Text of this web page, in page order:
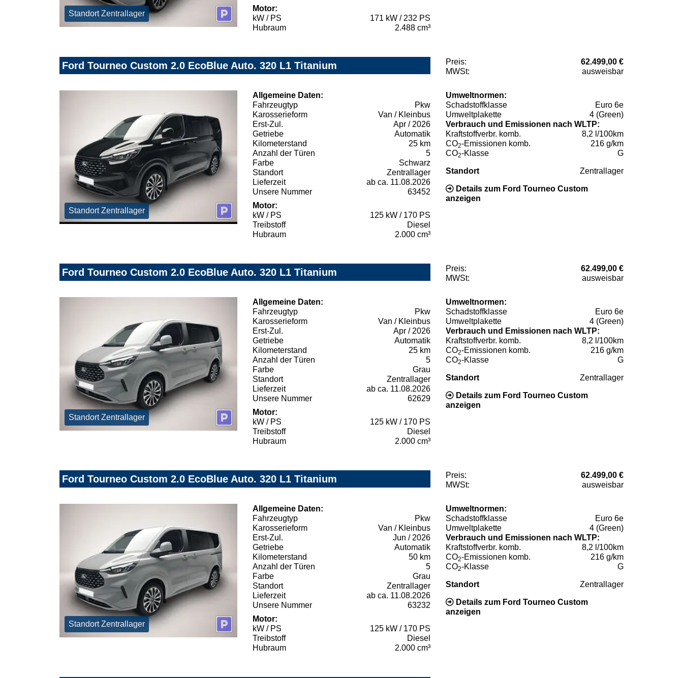
Standort Zentrallager
Motor:
kW / PS
171 kW / 232 PS
Hubraum
2.488 cm³
Ford Tourneo Custom 2.0 EcoBlue Auto. 320 L1 Titanium Preis:
62.499,00 €
MWSt:
ausweisbar
Standort Zentrallager
Allgemeine Daten:
Fahrzeugtyp
Pkw
Karosserieform
Van / Kleinbus
Erst-Zul.
Apr / 2026
Getriebe
Automatik
Kilometerstand
25 km
Anzahl der Türen
5
Farbe
Schwarz
Standort
Zentrallager
Lieferzeit
ab ca. 11.08.2026
Unsere Nummer
63452
Motor:
kW / PS
125 kW / 170 PS
Treibstoff
Diesel
Hubraum
2.000 cm³
Umweltnormen:
Schadstoffklasse
Euro 6e
Umweltplakette
4 (Green)
Verbrauch und Emissionen nach WLTP:
Kraftstoffverbr. komb.
8,2 l/100km
CO2-Emissionen komb.
216 g/km
CO2-Klasse G
Standort Zentrallager
Details zum Ford Tourneo Custom
anzeigen
Ford Tourneo Custom 2.0 EcoBlue Auto. 320 L1 Titanium Preis:
62.499,00 €
MWSt:
ausweisbar
Standort Zentrallager
Allgemeine Daten:
Fahrzeugtyp
Pkw
Karosserieform
Van / Kleinbus
Erst-Zul.
Apr / 2026
Getriebe
Automatik
Kilometerstand
25 km
Anzahl der Türen
5
Farbe
Grau
Standort
Zentrallager
Lieferzeit
ab ca. 11.08.2026
Unsere Nummer
62629
Motor:
kW / PS
125 kW / 170 PS
Treibstoff
Diesel
Hubraum
2.000 cm³
Umweltnormen:
Schadstoffklasse
Euro 6e
Umweltplakette
4 (Green)
Verbrauch und Emissionen nach WLTP:
Kraftstoffverbr. komb.
8,2 l/100km
CO2-Emissionen komb.
216 g/km
CO2-Klasse G
Standort Zentrallager
Details zum Ford Tourneo Custom
anzeigen
Ford Tourneo Custom 2.0 EcoBlue Auto. 320 L1 Titanium Preis:
62.499,00 €
MWSt:
ausweisbar
Standort Zentrallager
Allgemeine Daten:
Fahrzeugtyp
Pkw
Karosserieform
Van / Kleinbus
Erst-Zul.
Jun / 2026
Getriebe
Automatik
Kilometerstand
50 km
Anzahl der Türen
5
Farbe
Grau
Standort
Zentrallager
Lieferzeit
ab ca. 11.08.2026
Unsere Nummer
63232
Motor:
kW / PS
125 kW / 170 PS
Treibstoff
Diesel
Hubraum
2.000 cm³
Umweltnormen:
Schadstoffklasse
Euro 6e
Umweltplakette
4 (Green)
Verbrauch und Emissionen nach WLTP:
Kraftstoffverbr. komb.
8,2 l/100km
CO2-Emissionen komb.
216 g/km
CO2-Klasse G
Standort Zentrallager
Details zum Ford Tourneo Custom
anzeigen